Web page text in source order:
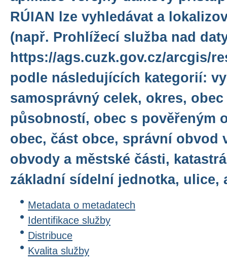
RÚIAN lze vyhledávat a
(např. Prohlížecí služba nad
https://ags.cuzk.gov.cz/arcgis/
podle následujících kategorií:
samosprávný celek, okres,
působností, obec s pověřeným
obec, část obce, správní obvod
obvody a městské části,
základní sídelní jednotka, ulice,
Metadata o metadatech
Identifikace služby
Distribuce
Kvalita služby